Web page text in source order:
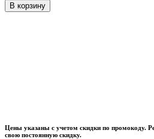
В корзину
Цены указаны с учетом скидки по промокоду.
свою постоянную скидку.